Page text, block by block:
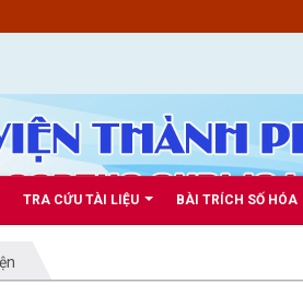
TRA CỨU TÀI LIỆU BÀI TRÍCH SỐ HÓA